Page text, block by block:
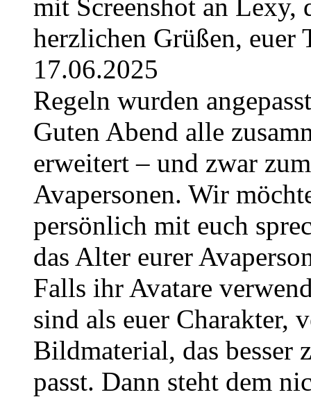
mit Screenshot an
herzlichen Grüßen, euer
17.06.2025
Regeln wurden
Guten Abend alle
erweitert – und zwar
Avapersonen. Wir
persönlich mit euch
das Alter eurer
Falls ihr Avatare
sind als euer Charakter,
Bildmaterial, das besser
passt. Dann steht dem